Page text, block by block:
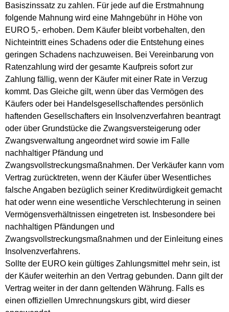
Basiszinssatz zu zahlen. Für jede auf die Erstmahnung
folgende Mahnung wird eine Mahngebühr in Höhe von
EURO 5,- erhoben. Dem Käufer bleibt vorbehalten, den
Nichteintritt eines Schadens oder die Entstehung eines
geringen Schadens nachzuweisen. Bei Vereinbarung von
Ratenzahlung wird der gesamte Kaufpreis sofort zur
Zahlung fällig, wenn der Käufer mit einer Rate in Verzug
kommt. Das Gleiche gilt, wenn über das Vermögen des
Käufers oder bei Handelsgesellschaftendes persönlich
haftenden Gesellschafters ein Insolvenzverfahren beantragt
oder über Grundstücke die Zwangsversteigerung oder
Zwangsverwaltung angeordnet wird sowie im Falle
nachhaltiger Pfändung und
Zwangsvollstreckungsmaßnahmen. Der Verkäufer kann vom
Vertrag zurücktreten, wenn der Käufer über Wesentliches
falsche Angaben bezüglich seiner Kreditwürdigkeit gemacht
hat oder wenn eine wesentliche Verschlechterung in seinen
Vermögensverhältnissen eingetreten ist. Insbesondere bei
nachhaltigen Pfändungen und
Zwangsvollstreckungsmaßnahmen und der Einleitung eines
Insolvenzverfahrens.
Sollte der EURO kein gültiges Zahlungsmittel mehr sein, ist
der Käufer weiterhin an den Vertrag gebunden. Dann gilt der
Vertrag weiter in der dann geltenden Währung. Falls es
einen offiziellen Umrechnungskurs gibt, wird dieser